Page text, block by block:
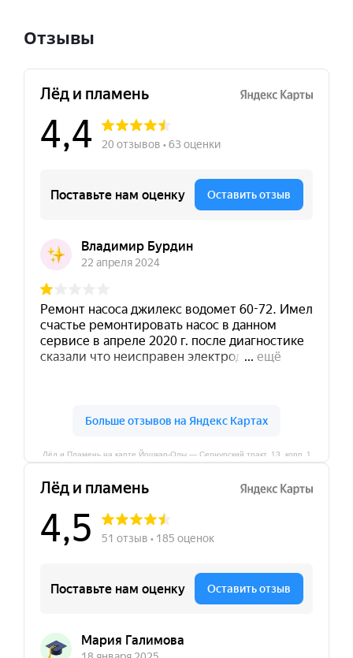
Отзывы
Лёд и Пламень на карте Йошкар‑Олы — Сернурский тракт, 13, корп. 1